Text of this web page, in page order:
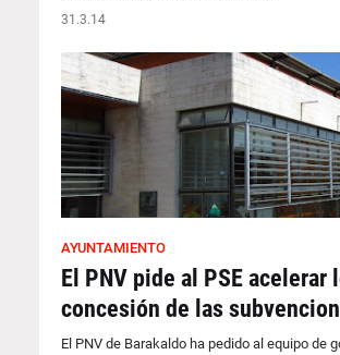
31.3.14
AYUNTAMIENTO
El PNV pide al PSE
concesión de las
El PNV de Barakaldo ha pedido al equipo de